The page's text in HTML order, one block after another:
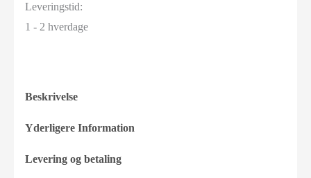
Leveringstid:
1 - 2 hverdage
Beskrivelse
Yderligere Information
Levering og betaling